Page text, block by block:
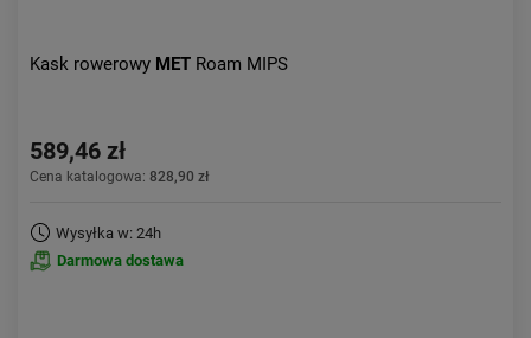
Kask rowerowy MET Roam MIPS
589,46 zł
Cena katalogowa: 828,90 zł
Wysyłka w: 24h
Darmowa dostawa